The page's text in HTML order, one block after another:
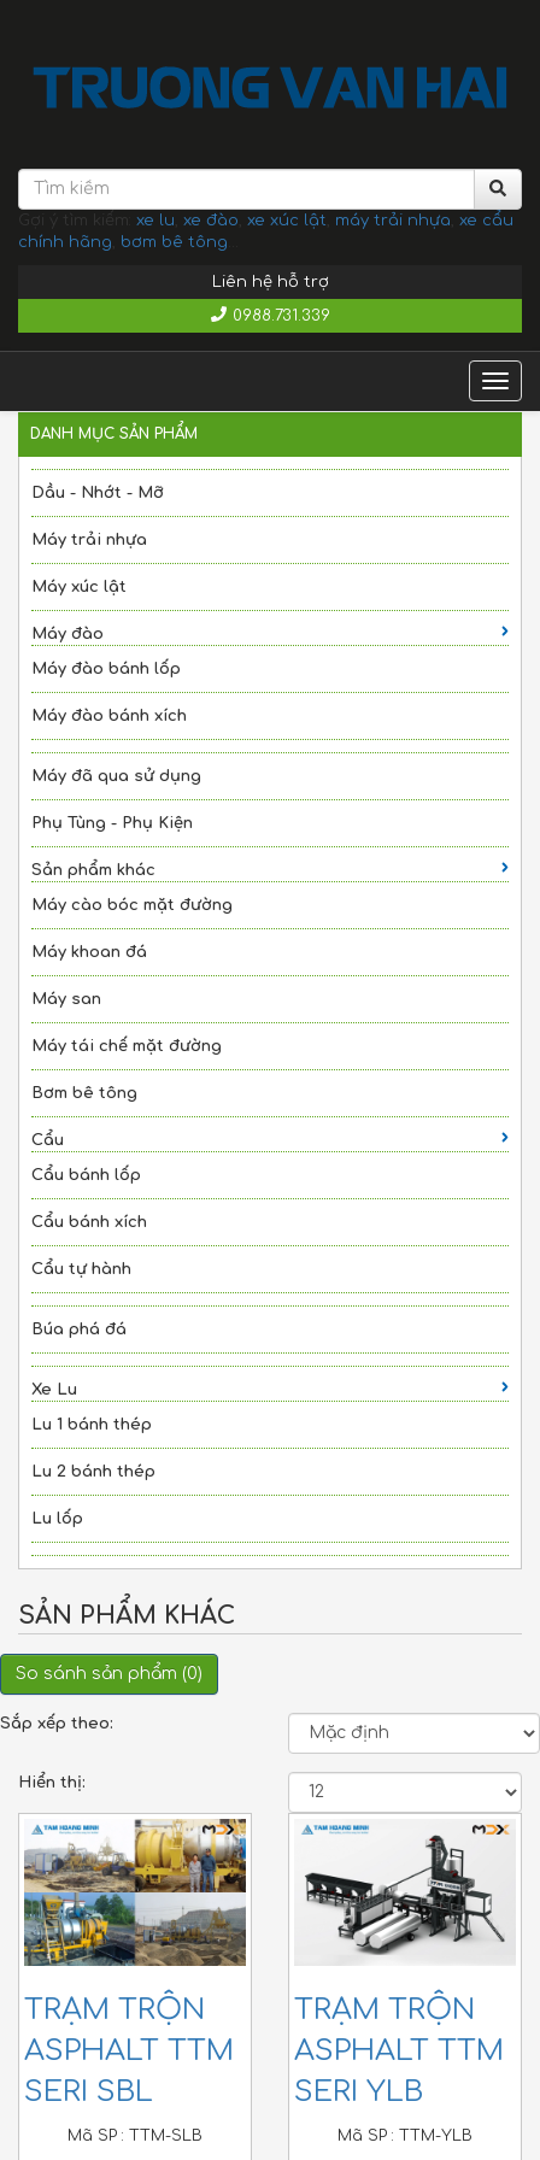
Gợi ý tìm kiếm: xe lu xe đào xe xúc lật máy trải nhựa xe cẩu
chính hãng
bơm bê tông
Liên hệ hỗ trợ
0988.731.339
DANH MỤC SẢN PHẨM
Dầu - Nhớt - Mỡ
Máy trải nhựa
Máy xúc lật
Máy đào
Máy đào bánh lốp
Máy đào bánh xích
Máy đã qua sử dụng
Phụ Tùng - Phụ Kiện
Sản phẩm khác
Máy cào bóc mặt đường
Máy khoan đá
Máy san
Máy tái chế mặt đường
Bơm bê tông
Cẩu
Cẩu bánh lốp
Cẩu bánh xích
Cẩu tự hành
Búa phá đá
Xe Lu
Lu 1 bánh thép
Lu 2 bánh thép
Lu lốp
SẢN PHẨM KHÁC
So sánh sản phẩm (0)
Sắp xếp theo:
Hiển thị:
TRẠM TRỘN
ASPHALT TTM
SERI SBL
Mã SP : TTM-SLB
TRẠM TRỘN
ASPHALT TTM
SERI YLB
Mã SP : TTM-YLB